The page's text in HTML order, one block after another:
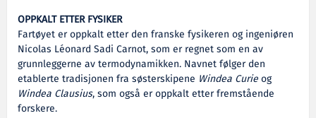
OPPKALT ETTER FYSIKER
Fartøyet er oppkalt etter den franske fysikeren og ingeniøren
Nicolas Léonard Sadi Carnot, som er regnet som en av
grunnleggerne av termodynamikken. Navnet følger den
etablerte tradisjonen fra søsterskipene Windea Curieog
Windea Clausius, som også er oppkalt etter fremstående
forskere.